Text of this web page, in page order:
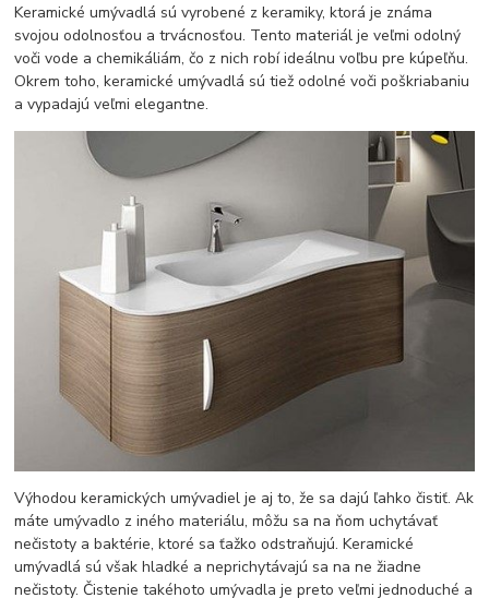
Keramické umývadlá sú vyrobené z keramiky, ktorá je známa
svojou odolnosťou a trvácnosťou. Tento materiál je veľmi odolný
voči vode a chemikáliám, čo z nich robí ideálnu voľbu pre kúpeľňu.
Okrem toho, keramické umývadlá sú tiež odolné voči poškriabaniu
a vypadajú veľmi elegantne.
Výhodou keramických umývadiel je aj to, že sa dajú ľahko čistiť. Ak
máte umývadlo z iného materiálu, môžu sa na ňom uchytávať
nečistoty a baktérie, ktoré sa ťažko odstraňujú. Keramické
umývadlá sú však hladké a neprichytávajú sa na ne žiadne
nečistoty. Čistenie takéhoto umývadla je preto veľmi jednoduché a